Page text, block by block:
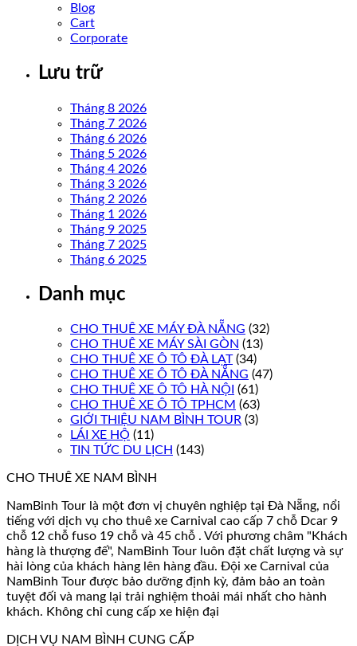
Blog
Cart
Corporate
Lưu trữ
Tháng 8 2026
Tháng 7 2026
Tháng 6 2026
Tháng 5 2026
Tháng 4 2026
Tháng 3 2026
Tháng 2 2026
Tháng 1 2026
Tháng 9 2025
Tháng 7 2025
Tháng 6 2025
Danh mục
CHO THUÊ XE MÁY ĐÀ NẴNG (32)
CHO THUÊ XE MÁY SÀI GÒN (13)
CHO THUÊ XE Ô TÔ ĐÀ LẠT(34)
CHO THUÊ XE Ô TÔ ĐÀ NẴNG (47)
CHO THUÊ XE Ô TÔ HÀ NỘI (61)
CHO THUÊ XE Ô TÔ TPHCM (63)
GIỚI THIỆU NAM BÌNH TOUR (3)
LÁI XE HỘ (11)
TIN TỨC DU LỊCH (143)
CHO THUÊ XE NAM BÌNH
NamBinh Tour là một đơn vị chuyên nghiệp tại Đà Nẵng, nổi
tiếng với dịch vụ cho thuê xe Carnival cao cấp 7 chỗ Dcar 9
chỗ 12 chỗ fuso 19 chỗ và 45 chỗ . Với phương châm "Khách
hàng là thượng đế", NamBinh Tour luôn đặt chất lượng và sự
hài lòng của khách hàng lên hàng đầu. Đội xe Carnival của
NamBinh Tour được bảo dưỡng định kỳ, đảm bảo an toàn
tuyệt đối và mang lại trải nghiệm thoải mái nhất cho hành
khách. Không chỉ cung cấp xe hiện đại
DỊCH VỤ NAM BÌNH CUNG CẤP